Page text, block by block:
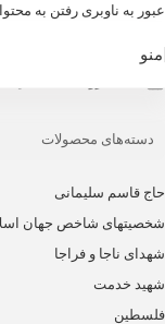
عبور به ناوبری رفتن به
منو
دسته‌های محصولات
حاج قاسم سلیمانی
شخصیتهای شاخص جهان
شهدای ناجا و فراجا
شهید خدمت
فلسطین